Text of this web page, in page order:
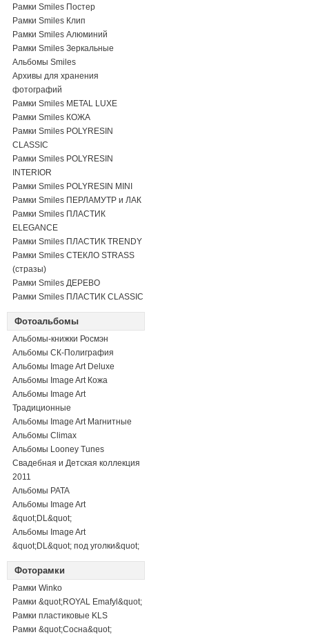
Рамки Smiles Постер
Рамки Smiles Клип
Рамки Smiles Алюминий
Рамки Smiles Зеркальные
Альбомы Smiles
Архивы для хранения
фотографий
Рамки Smiles METAL LUXE
Рамки Smiles КОЖА
Рамки Smiles POLYRESIN
CLASSIC
Рамки Smiles POLYRESIN
INTERIOR
Рамки Smiles POLYRESIN MINI
Рамки Smiles ПЕРЛАМУТР и ЛАК
Рамки Smiles ПЛАСТИК
ELEGANCE
Рамки Smiles ПЛАСТИК TRENDY
Рамки Smiles СТЕКЛО STRASS
(стразы)
Рамки Smiles ДЕРЕВО
Рамки Smiles ПЛАСТИК CLASSIC
Фотоальбомы
Альбомы-книжки Росмэн
Альбомы СК-Полиграфия
Альбомы Image Art Deluxe
Альбомы Image Art Кожа
Альбомы Image Art
Традиционные
Альбомы Image Art Магнитные
Альбомы Climax
Альбомы Looney Tunes
Свадебная и Детская коллекция
2011
Альбомы PATA
Альбомы Image Art
&quot;DL&quot;
Альбомы Image Art
&quot;DL&quot; под уголки&quot;
Фоторамки
Рамки Winko
Рамки &quot;ROYAL Emafyl&quot;
Рамки пластиковые KLS
Рамки &quot;Сосна&quot;